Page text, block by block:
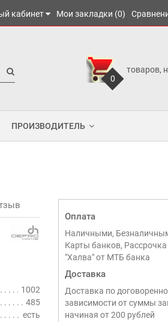
кабинет Мои закладки (0)
0
товаров,
ПРОИЗВОДИТЕЛЬ
1002
485
есть
Оплата
Наличными,
Карты банков, Рассрочка
"Халва" от МТБ банка
Доставка
Доставка по
зависимости от суммы
начиная от 200 рублей